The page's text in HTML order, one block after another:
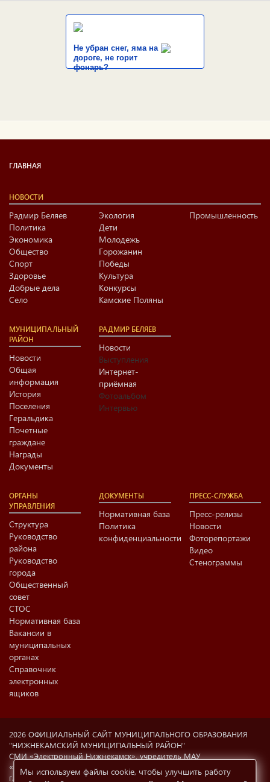
Не убран снег, яма на
дороге, не горит
фонарь?
ГЛАВНАЯ
НОВОСТИ
Радмир Беляев
Политика
Экономика
Общество
Спорт
Здоровье
Добрые дела
Село
Экология
Дети
Молодежь
Горожанин
Победы
Культура
Конкурсы
Камские Поляны
Промышленность
МУНИЦИПАЛЬНЫЙ
РАЙОН
Новости
Общая
информация
История
Поселения
Геральдика
Почетные
граждане
Награды
Документы
РАДМИР БЕЛЯЕВ
Новости
Выступления
Интернет-
приёмная
Фотоальбом
Интервью
ОРГАНЫ
УПРАВЛЕНИЯ
Структура
Руководство
района
Руководство
города
Общественный
совет
СТОС
Нормативная база
Вакансии в
муниципальных
органах
Справочник
электронных
ящиков
ДОКУМЕНТЫ
Нормативная база
Политика
конфиденциальности
ПРЕСС-СЛУЖБА
Пресс-релизы
Новости
Фоторепортажи
Видео
Стенограммы
2026 ОФИЦИАЛЬНЫЙ САЙТ МУНИЦИПАЛЬНОГО ОБРАЗОВАНИЯ
"НИЖНЕКАМСКИЙ МУНИЦИПАЛЬНЫЙ РАЙОН"
СМИ «Электронный Нижнекамск», учредитель МАУ
«Информационный центр г. Нижнекамска» (423570 РФ, РТ,
г.Нижнекамск, ул. Ахтубинская, 6а). Свидетельство о регистрации
Мы используем файлы cookie, чтобы улучшить работу